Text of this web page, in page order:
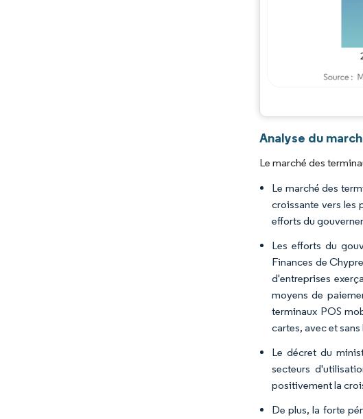
Analyse du
Le marché des
Le marché des
croissante vers les
efforts du
Les efforts du
Finances de
d'entreprises
moyens de
terminaux POS
cartes, avec et
Le décret du
secteurs
positivement la
De plus, la forte